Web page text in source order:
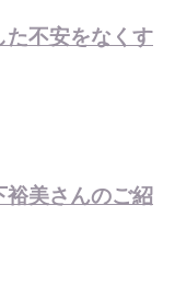
た不安をなくす
美さんのご紹